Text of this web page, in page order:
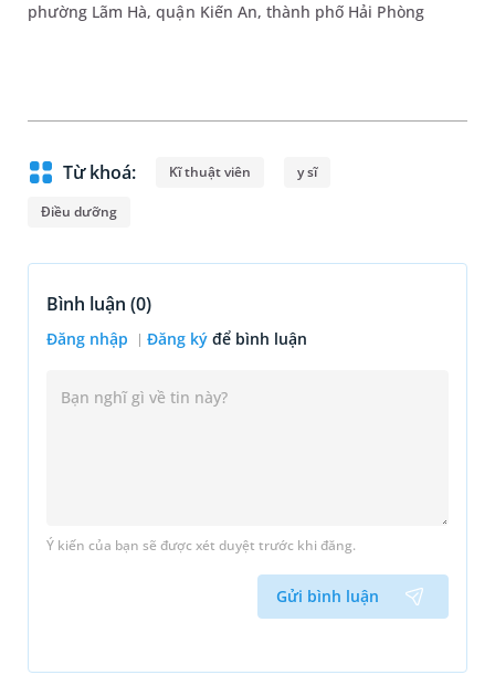
phường Lãm Hà, quận Kiến An, thành phố Hải Phòng
Từ khoá: Kĩ thuật viên y sĩ
Điều dưỡng
Bình luận (0)
Đăng nhập Đăng ký để bình luận
Ý kiến của bạn sẽ được xét duyệt trước khi đăng.
Gửi bình luận